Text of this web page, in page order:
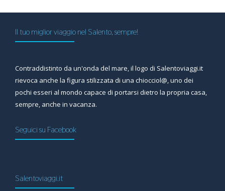
Il tuo miglior viaggio nel Salento, sempre!
Contraddistinto da un'onda del mare, il logo di Salentoviaggi.it
rievoca anche la figura stilizzata di una chiocciol@, uno dei
pochi esseri al mondo capace di portarsi dietro la propria casa,
sempre, anche in vacanza.
Seguici su Facebook
Salentoviaggi.it